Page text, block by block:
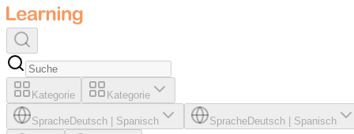
Kategorie Kategorie
SpracheDeutsch Spanisch SpracheDeutsch Spanisch